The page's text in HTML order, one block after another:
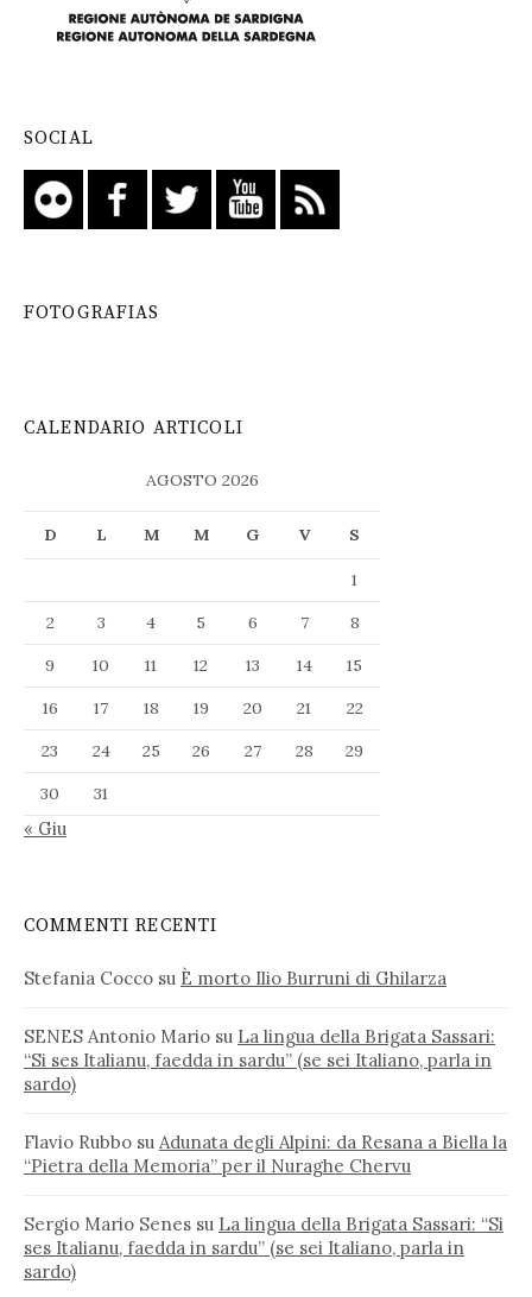
SOCIAL
FOTOGRAFIAS
CALENDARIO ARTICOLI
AGOSTO 2026
D L M M G V S
1
2
3 4 5 6 7
8
9
10 11 12 13 14
15
16
17 18 19 20 21
22
23
24 25 26 27 28
29
30
31
« Giu
COMMENTI RECENTI
Stefania Cocco su È morto Ilio Burruni di Ghilarza
SENES Antonio Mario su La lingua della Brigata Sassari:
“Si ses Italianu, faedda in sardu” (se sei Italiano, parla in
sardo)
Flavio Rubbo su Adunata degli Alpini: da Resana a Biella la
“Pietra della Memoria” per il Nuraghe Chervu
Sergio Mario Senes su La lingua della Brigata Sassari: “Si
ses Italianu, faedda in sardu” (se sei Italiano, parla in
sardo)